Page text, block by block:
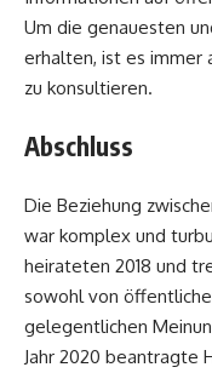
Um die genauesten
erhalten, ist es immer
zu konsultieren.
Abschluss
Die Beziehung
war komplex und
heirateten 2018 und
sowohl von
gelegentlichen
Jahr 2020 beantragte